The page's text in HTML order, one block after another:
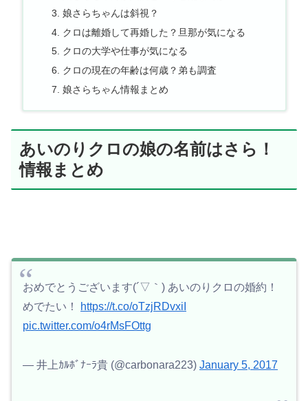
娘さらちゃんは斜視？
クロは離婚して再婚した？旦那が気になる
クロの大学や仕事が気になる
クロの現在の年齢は何歳？弟も調査
娘さらちゃん情報まとめ
あいのりクロの娘の名前はさら！
情報まとめ
おめでとうございます(´▽｀) あいのりクロの婚約！
めでたい！
https://t.co/oTzjRDvxiI
pic.twitter.com/o4rMsFOttg
— 井上ｶﾙﾎﾞﾅｰﾗ貴 (@carbonara223) January 5, 2017